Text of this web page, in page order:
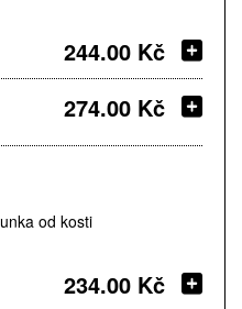
244.00 Kč
274.00 Kč
od kosti
234.00 Kč